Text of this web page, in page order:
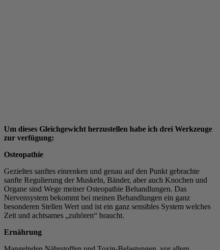
Um dieses Gleichgewicht herzustellen habe ich drei Werkzeuge
zur verfügung:
Osteopathie
Gezieltes sanftes einrenken und genau auf den Punkt gebrachte
sanfte Regulierung der Muskeln, Bänder, aber auch Knochen und
Organe sind Wege meiner Osteopathie Behandlungen. Das
Nervensystem bekommt bei meinen Behandlungen ein ganz
besonderen Stellen Wert und ist ein ganz sensibles System welches
Zeit und achtsames „zuhören“ braucht.
Ernährung